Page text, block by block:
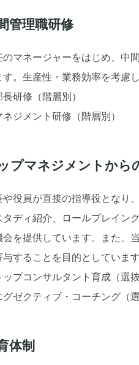
管理職研修
のマネージャーをはじめ、中
す。生産性・業務効率を考慮
長研修（階層別）
ネジメント研修（階層別）
プマネジメントから
や役員が直接の指導役となり
タディ紹介、ロールプレイン
会を提供しています。また、
与することを目的としていま
ップコンサルタント育成（選抜
グゼクティブ・コーチング（選
体制